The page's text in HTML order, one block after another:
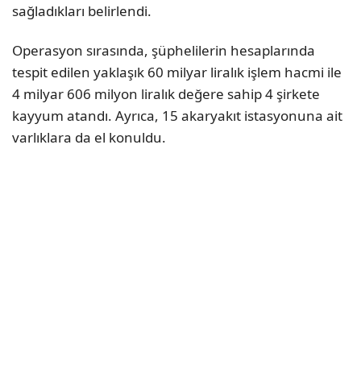
sağladıkları belirlendi.
Operasyon sırasında, şüphelilerin hesaplarında
tespit edilen yaklaşık 60 milyar liralık işlem hacmi ile
4 milyar 606 milyon liralık değere sahip 4 şirkete
kayyum atandı. Ayrıca, 15 akaryakıt istasyonuna ait
varlıklara da el konuldu.